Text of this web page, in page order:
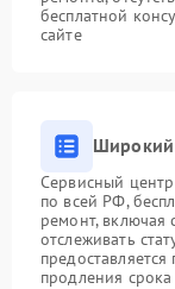
бесплатной
сайте
Широкий
Сервисный
по всей РФ,
ремонт, включая
отслеживать
продления